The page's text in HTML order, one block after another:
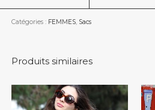
Catégories : FEMMES, Sacs
Produits similaires